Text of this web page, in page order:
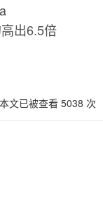
出6.5倍
本文已被查看 5038 次